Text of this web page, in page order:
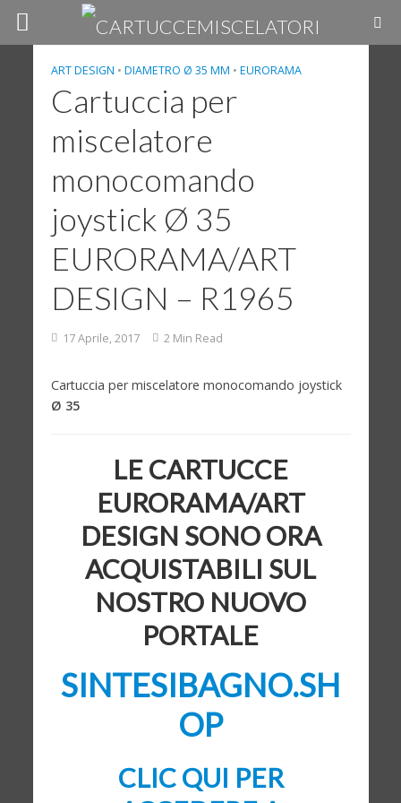
ART DESIGN • DIAMETRO Ø 35 MM • EURORAMA
Cartuccia per
miscelatore
monocomando
joystick Ø 35
EURORAMA/ART
DESIGN – R1965
17 Aprile, 2017 2 Min Read
Cartuccia per miscelatore monocomando joystick
Ø 35
LE CARTUCCE
EURORAMA/ART
DESIGN SONO ORA
ACQUISTABILI SUL
NOSTRO NUOVO
PORTALE
SINTESIBAGNO.SH
OP
CLIC QUI PER